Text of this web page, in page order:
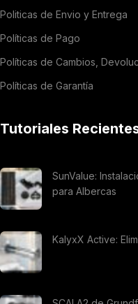
Politicas de Envio y Entrega
Políticas de Pago
Políticas de Cambios,
Políticas de Garantía
Tutoriales
SunValue:
para Albercas
KalyxX Active: